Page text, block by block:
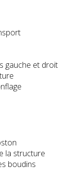
gauche et droit
la structure
boudins